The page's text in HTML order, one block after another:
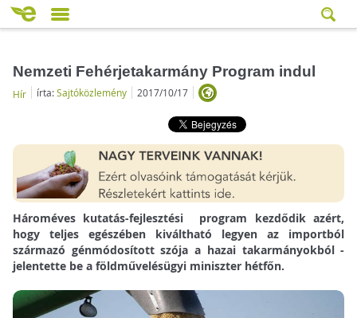
Nemzeti Fehérjetakarmány Program indul
Hír írta:Sajtóközlemény 2017/10/17
Hároméves kutatás-fejlesztési program kezdődik azért,
hogy teljes egészében kiváltható legyen az importból
származó génmódosított szója a hazai takarmányokból -
jelentette be a földművelésügyi miniszter hétfőn.